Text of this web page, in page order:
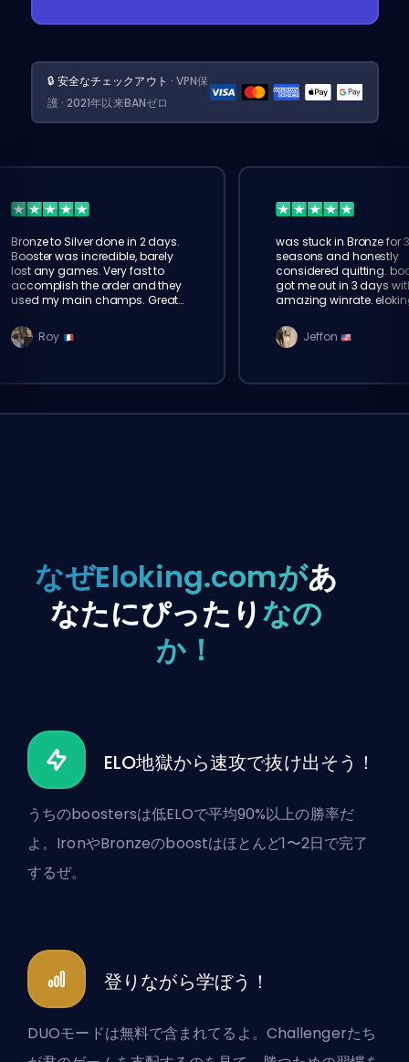
🔒 安全なチェックアウト · VPN保
護 · 2021年以来BANゼロ
Bronze to Silver done in 2 days.
Booster was incredible, barely
lost any games. Very fast to
accomplish the order and they
used my main champs. Great
Roy
was stuck in Bronze for 3
seasons and honestly
considered quitting.
got me out in 3 days
amazing winrate.
Jeffon
なぜEloking.comがあ
なたにぴったりなの
か！
ELO地獄から速攻で抜け出そう！
うちのboostersは低ELOで平均90%以上の勝率だ
よ。IronやBronzeのboostはほとんど1〜2日で完了
するぜ。
登りながら学ぼう！
DUOモードは無料で含まれてるよ。Challengerたち